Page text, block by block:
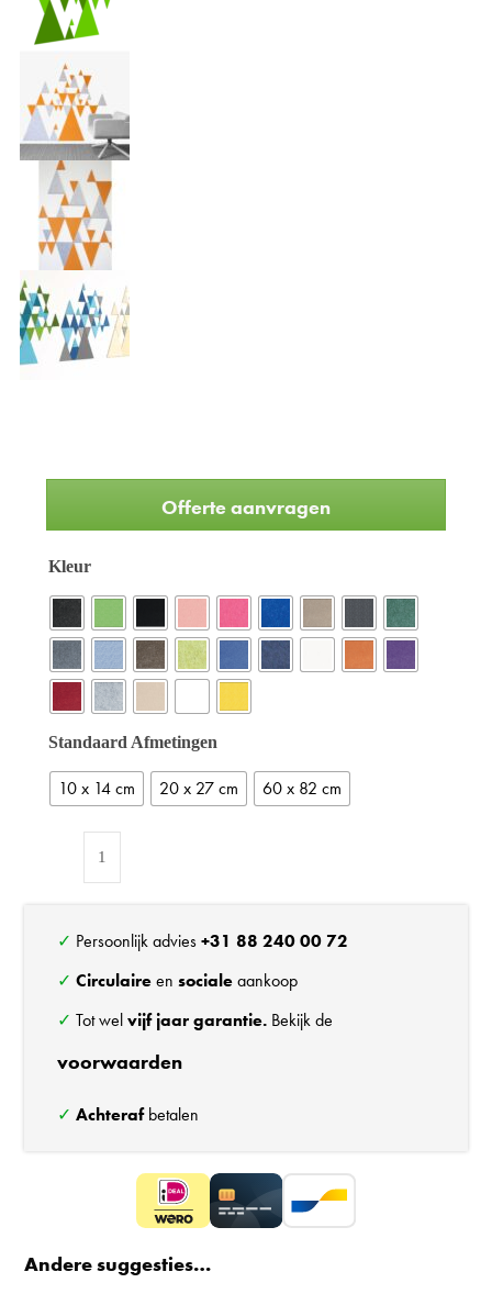
Offerte aanvragen
Kleur
Standaard Afmetingen
10 x 14 cm 20 x 27 cm 60 x 82 cm
aantal
✓ Persoonlijk advies+31 88 240 00 72
✓Circulaireensocialeaankoop
✓ Tot welvijf jaar garantie. Bekijk de
voorwaarden
✓Achterafbetalen
Andere suggesties…